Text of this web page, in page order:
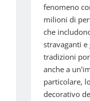
fenomeno
milioni di
che
stravaganti e
tradizioni
anche a
particolare,
decorativo